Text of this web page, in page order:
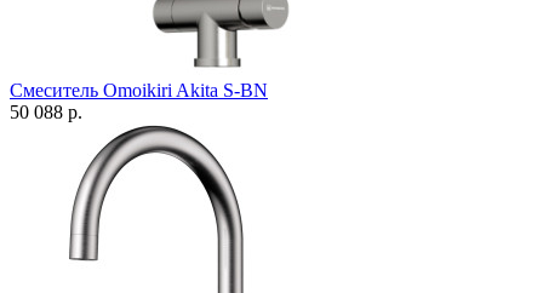
Смеситель Omoikiri Akita S-BN
50 088 р.